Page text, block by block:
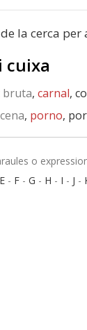
la cerca per
cuixa
bruta, carnal,
, porno,
o
E - F - G - H - I - J -